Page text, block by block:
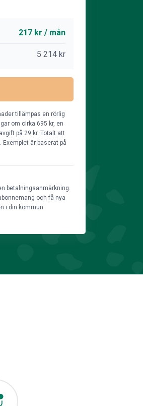
217 kr / mån
5 214 kr
tillämpas en rörlig
om cirka 695 kr, en
på 29 kr. Totalt att
är baserat på
betalningsanmärkning.
och få nya
i din kommun.